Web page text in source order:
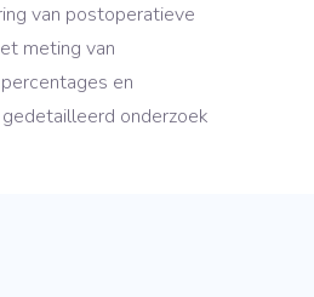
van postoperatieve
meting van
en
onderzoek